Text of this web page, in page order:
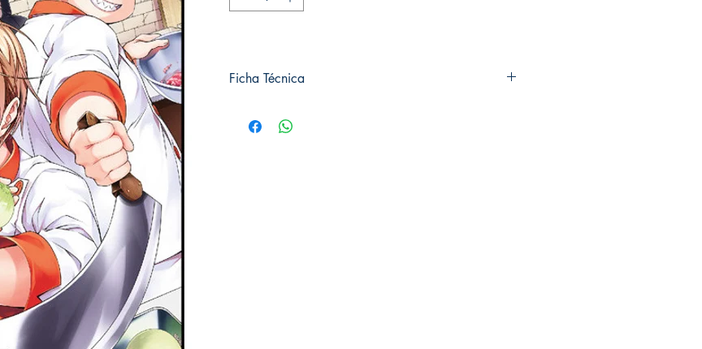
Ficha Técnica
Editorial: PANINI MANGA